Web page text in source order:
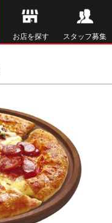
お店を探す スタッフ募集